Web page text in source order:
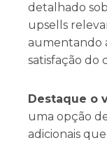
detalhado
upsells
aumentando
satisfação do
Destaque o
uma opção
adicionais